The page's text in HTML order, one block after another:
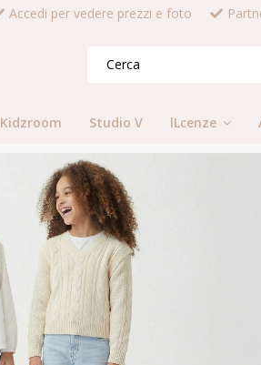
Accedi per vedere prezzi e foto
Kidzroom Studio V lLcenze